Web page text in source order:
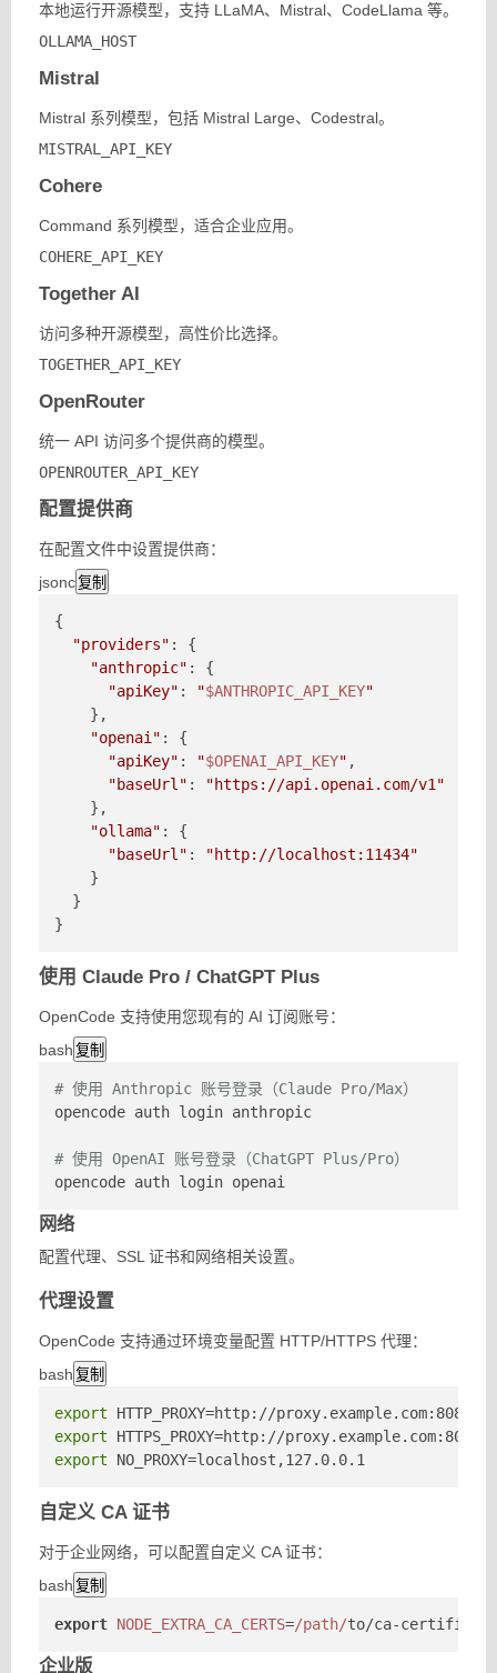
本地运行开源模型，支持 LLaMA、Mistral、CodeLlama 等。
OLLAMA_HOST
Mistral
Mistral 系列模型，包括 Mistral Large、Codestral。
MISTRAL_API_KEY
Cohere
Command 系列模型，适合企业应用。
COHERE_API_KEY
Together AI
访问多种开源模型，高性价比选择。
TOGETHER_API_KEY
OpenRouter
统一 API 访问多个提供商的模型。
OPENROUTER_API_KEY
配置提供商
在配置文件中设置提供商：
jsonc复制
{
"providers" : {
"anthropic" : {
"apiKey" : "$ANTHROPIC_API_KEY"
    },
"openai" : {
"apiKey" : "$OPENAI_API_KEY" ,
"baseUrl" :
"https://api.openai.com/v1"
    },
"ollama" : {
"baseUrl" :
"http://localhost:11434"
    }
  }
}
使用 Claude Pro / ChatGPT Plus
OpenCode 支持使用您现有的 AI 订阅账号：
bash 复制
# 使用 Anthropic 账号登录（Claude Pro/Max）
opencode auth login anthropic
# 使用 OpenAI 账号登录（ChatGPT Plus/Pro）
opencode auth login openai
网络
配置代理、SSL 证书和网络相关设置。
代理设置
OpenCode 支持通过环境变量配置 HTTP/HTTPS 代理：
bash 复制
export
export
export NO_PROXY=localhost,127.0.0.1
自定义 CA 证书
对于企业网络，可以配置自定义 CA 证书：
bash 复制
export NODE_EXTRA_CA_CERTS=/path/to/ca-
企业版